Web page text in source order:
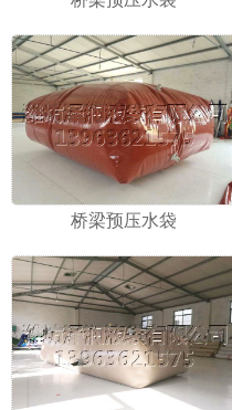
桥梁预压水袋